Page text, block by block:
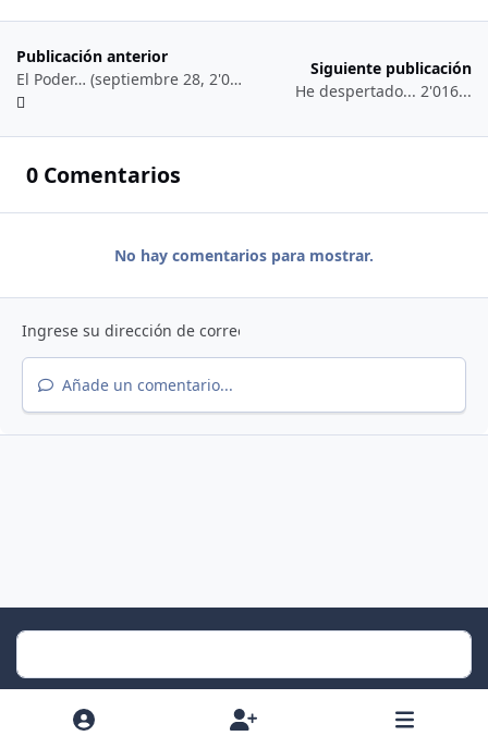
Publicación anterior
El Poder… (septiembre 28, 2'020)
Siguiente publicación
He despertado... 2'016...
0 Comentarios
No hay comentarios para mostrar.
Añade un comentario...
Light ModeDark ModeSystem Preference
i